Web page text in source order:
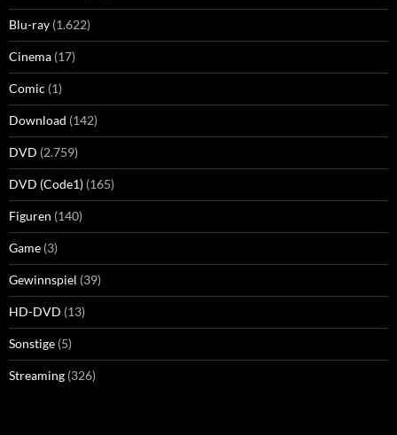
Blu-ray (1.622)
Cinema (17)
Comic (1)
Download (142)
DVD (2.759)
DVD (Code1) (165)
Figuren (140)
Game (3)
Gewinnspiel (39)
HD-DVD (13)
Sonstige (5)
Streaming (326)